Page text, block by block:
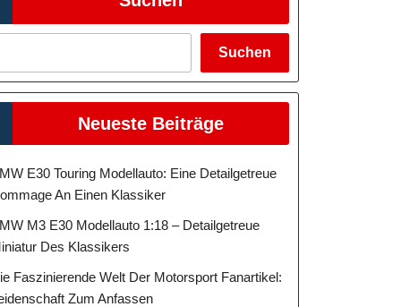
Suchen
Neueste Beiträge
E30 Touring Modellauto: Eine Detailgetreue
An Einen Klassiker
M3 E30 Modellauto 1:18 – Detailgetreue
Des Klassikers
Faszinierende Welt Der Motorsport Fanartikel:
Zum Anfassen